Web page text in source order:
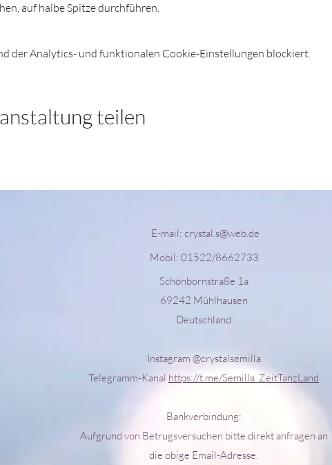
auf halbe Spitze durchführen.
der Analytics- und funktionalen Cookie-Einstellungen blockiert.
teilen
E-mail: crystal.s@web.de
Mobil: 01522/8662733
Schönbornstraße 1a
69242 Mühlhausen
Deutschland
Instagram @crystalsemilla
Telegramm-Kanal https://t.me/Semilla_ZeitTanzLand
Bankverbindung:
Aufgrund von Betrugsversuchen bitte direkt anfragen an
die obige Email-Adresse.